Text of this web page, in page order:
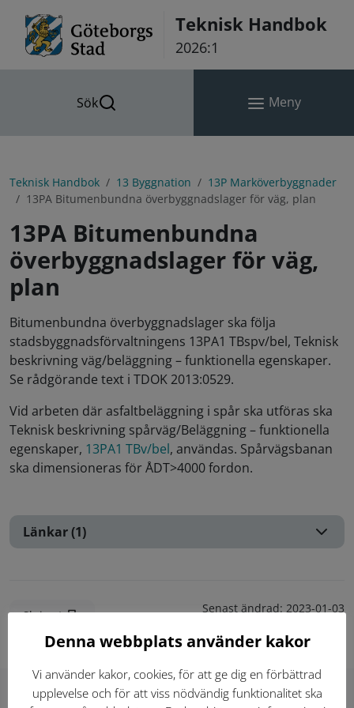
Teknisk Handbok
2026:1
Sök Meny
Teknisk Handbok 13 Byggnation
13P Marköverbyggnader
13PA Bitumenbundna överbyggnadslager för väg, plan
13PA Bitumenbundna
överbyggnadslager för väg,
plan
Bitumenbundna överbyggnadslager ska följa
stadsbyggnadsförvaltningens 13PA1 TBspv/bel, Teknisk
beskrivning väg/beläggning – funktionella egenskaper.
Se rådgörande text i TDOK 2013:0529.
Vid arbeten där asfaltbeläggning i spår ska utföras ska
Teknisk beskrivning spårväg/Beläggning – funktionella
egenskaper, 13PA1 TBv/bel, användas. Spårvägsbanan
ska dimensioneras för ÅDT>4000 fordon.
Länkar (1)
Skriv ut Senast ändrad: 2023-01-03
Denna webbplats använder kakor
Vi använder kakor, cookies, för att ge dig en förbättrad
upplevelse och för att viss nödvändig funktionalitet ska